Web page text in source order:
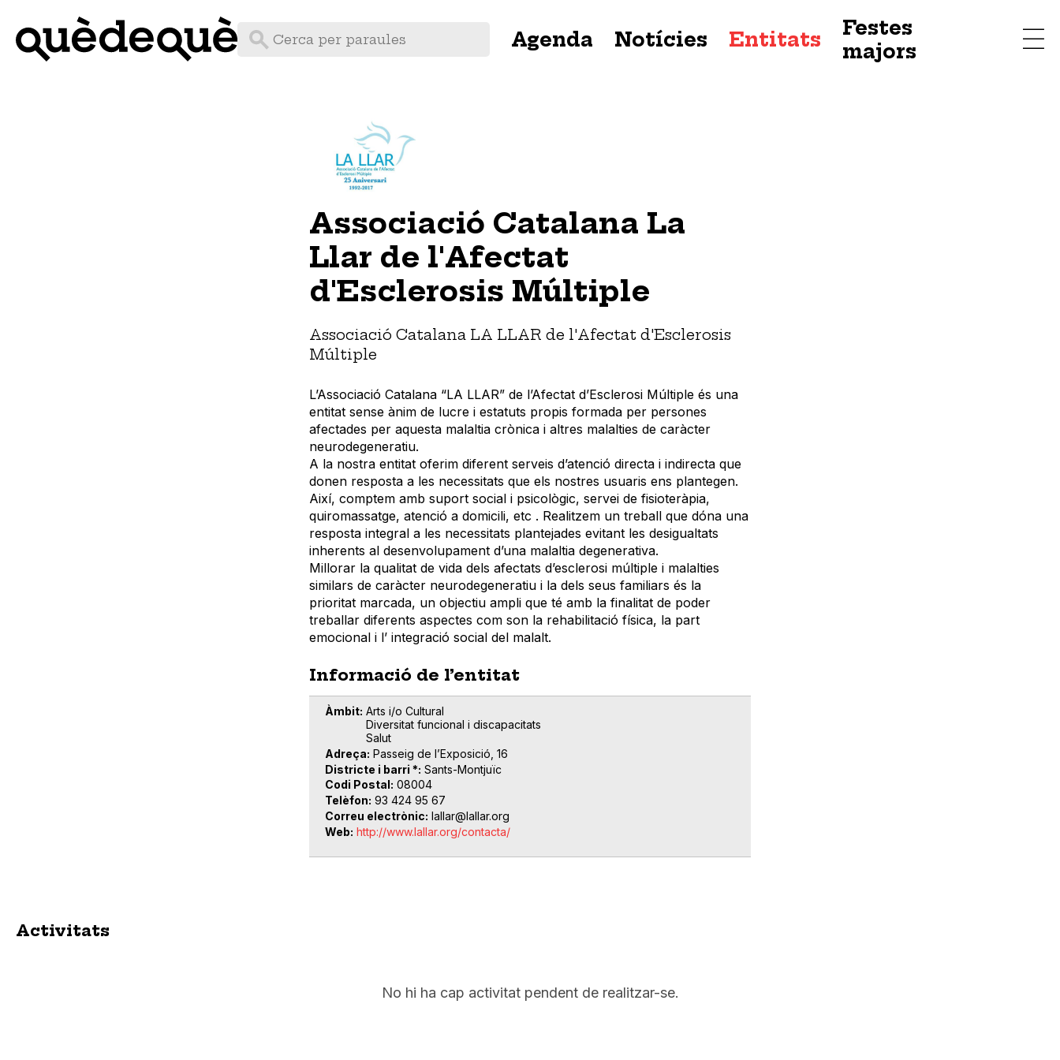
principal
Agenda Notícies Entitats
Festes
majors
Associació Catalana La
Llar de l'Afectat
d'Esclerosis Múltiple
Associació Catalana LA LLAR de l'Afectat d'Esclerosis
Múltiple
L’Associació Catalana “LA LLAR” de l’Afectat d’Esclerosi Múltiple és una
entitat sense ànim de lucre i estatuts propis formada per persones
afectades per aquesta malaltia crònica i altres malalties de caràcter
neurodegeneratiu.
A la nostra entitat oferim diferent serveis d’atenció directa i indirecta que
donen resposta a les necessitats que els nostres usuaris ens plantegen.
Així, comptem amb suport social i psicològic, servei de fisioteràpia,
quiromassatge, atenció a domicili, etc . Realitzem un treball que dóna una
resposta integral a les necessitats plantejades evitant les desigualtats
inherents al desenvolupament d’una malaltia degenerativa.
Millorar la qualitat de vida dels afectats d’esclerosi múltiple i malalties
similars de caràcter neurodegeneratiu i la dels seus familiars és la
prioritat marcada, un objectiu ampli que té amb la finalitat de poder
treballar diferents aspectes com son la rehabilitació física, la part
emocional i l’ integració social del malalt.
Informació de l’entitat
Àmbit Arts i/o Cultural
Diversitat funcional i discapacitats
Salut
Adreça Passeig de l’Exposició, 16
Districte i barri * Sants-Montjuïc
Codi Postal 08004
Telèfon 93 424 95 67
Correu electrònic lallar@lallar.org
Web http://www.lallar.org/contacta/
Activitats
No hi ha cap activitat pendent de realitzar-se.